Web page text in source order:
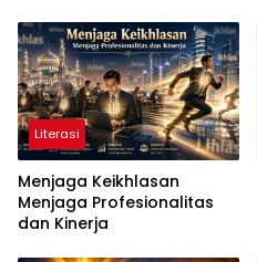
Literasi
Menjaga Keikhlasan
Menjaga Profesionalitas
dan Kinerja